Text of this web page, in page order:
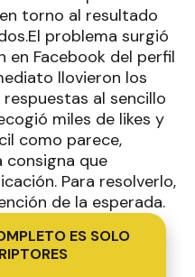
torno al resultado
problema surgió
en Facebook del perfil
llovieron los
al sencillo
miles de likes y
como parece,
consigna que
Para resolverlo,
de la esperada.
ES SOLO